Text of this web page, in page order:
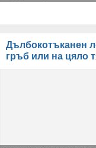
Дълбокотъканен
гръб или на цяло